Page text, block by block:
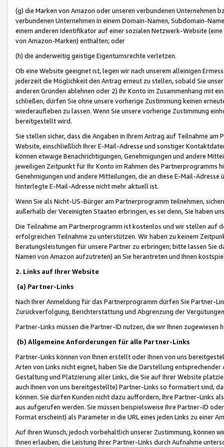
(g) die Marken von Amazon oder unseren verbundenen Unternehmen
verbundenen Unternehmen in einem Domain-Namen, Subdomain-
einem anderen Identifikator auf einer sozialen Netzwerk-Website
von Amazon-Marken) enthalten; oder
(h) die anderweitig geistige Eigentumsrechte verletzen.
Ob eine Website geeignet ist, legen wir nach unserem alleinigen
jederzeit die Möglichkeit den Antrag erneut zu stellen, sobald Sie
anderen Gründen ablehnen oder 2) Ihr Konto im Zusammenhang mit
schließen, dürfen Sie ohne unsere vorherige Zustimmung keinen
wiederaufleben zu lassen. Wenn Sie unsere vorherige Zustimmung
bereitgestellt wird.
Sie stellen sicher, dass die Angaben in Ihrem Antrag auf Teilnahme
Website, einschließlich Ihrer E-Mail-Adresse und sonstiger
können etwaige Benachrichtigungen, Genehmigungen und andere
jeweiligen Zeitpunkt für Ihr Konto im Rahmen des Partnerprogramms
Genehmigungen und andere Mitteilungen, die an diese E-Mail-
hinterlegte E-Mail-Adresse nicht mehr aktuell ist.
Wenn Sie als Nicht-US-Bürger am Partnerprogramm teilnehmen,
außerhalb der Vereinigten Staaten erbringen, es sei denn, Sie haben
Die Teilnahme am Partnerprogramm ist kostenlos und wir stellen auf
erfolgreichen Teilnahme zu unterstützen. Wir haben zu keinem
Beratungsleistungen für unsere Partner zu erbringen; bitte lassen Sie
Namen von Amazon aufzutreten) an Sie herantreten und Ihnen
2. Links auf Ihrer Website
(a) Partner-Links
Nach Ihrer Anmeldung für das Partnerprogramm dürfen Sie Partner-
Zurückverfolgung, Berichterstattung und Abgrenzung der
Partner-Links müssen die Partner-ID nutzen, die wir Ihnen zugewiesen
(b) Allgemeine Anforderungen für alle Partner-Links
Partner-Links können von Ihnen erstellt oder Ihnen von uns
Arten von Links nicht eignet, haben Sie die Darstellung
Gestaltung und Platzierung aller Links, die Sie auf Ihrer Website
auch Ihnen von uns bereitgestellte) Partner-Links so formatiert sind,
können. Sie dürfen Kunden nicht dazu auffordern, Ihre Partner-Links
aus aufgerufen werden. Sie müssen beispielsweise Ihre Partner-ID
Format erscheint) als Parameter in die URL eines jeden Links zu einer
Auf Ihren Wunsch, jedoch vorbehaltlich unserer Zustimmung, können
Ihnen erlauben, die Leistung Ihrer Partner-Links durch Aufnahme